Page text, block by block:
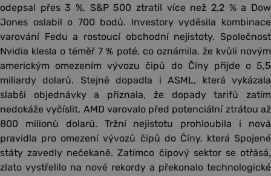
odepsal přes 3 %, S&P 500 ztratil více než 2,2 % a Dow
Jones oslabil o 700 bodů. Investory vyděsila kombinace
varování Fedu a rostoucí obchodní nejistoty. Společnost
Nvidia klesla o téměř 7 % poté, co oznámila, že kvůli novým
americkým omezením vývozu čipů do Číny přijde o 5,5
miliardy dolarů. Stejně dopadla i ASML, která vykázala
slabší objednávky a přiznala, že dopady tarifů zatím
nedokáže vyčíslit. AMD varovalo před potenciální ztrátou až
800 milionů dolarů. Tržní nejistotu prohloubila i nová
pravidla pro omezení vývozů čipů do Číny, která Spojené
státy zavedly nečekaně. Zatímco čipový sektor se otřásá,
zlato vystřelilo na nové rekordy a překonalo technologické